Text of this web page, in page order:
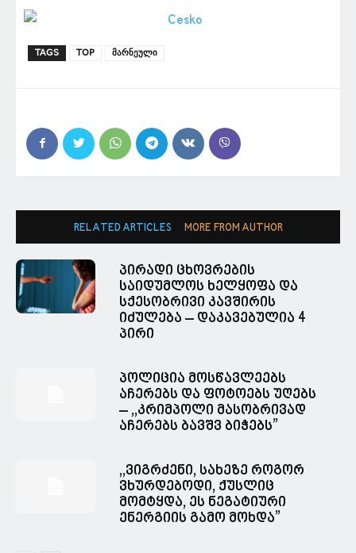
TAGS TOP მარნეული
RELATED ARTICLES MORE FROM AUTHOR
პირადი ცხოვრების
საიდუმლოს ხელყოფა და
სქესობრივი კავშირის
იძულება – დაკავებულია 4
პირი
პოლიცია მოსწავლეებს
აჩერებს და ფოტოებს უღებს
– ,,კრიმპოლი მასობრივად
აჩერებს ბავშვ ბიჭებს”
,,ვიგრძენი, სახეზე როგორ
ვხურდებოდი, ქუსლიც
მომტყდა, ეს ნეგატიური
ენერგიის გამო მოხდა”